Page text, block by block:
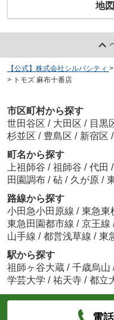
地
【公式】株式会社シルバシティ >
> トモズ 麻布十番店
市区町村から探す
世田谷区 / 大田区 / 目黒
杉並区 / 豊島区 / 新宿区 /
町名から探す
上祖師谷 / 祖師谷 / 代田 /
田園調布 / 砧 / 久が原 /
路線から探す
小田急小田原線 / 東急東
東急田園都市線 / 京王線
山手線 / 都営浅草線 / 東
駅から探す
祖師ヶ谷大蔵 / 千歳烏山
学芸大学 / 祐天寺 / 都立
電